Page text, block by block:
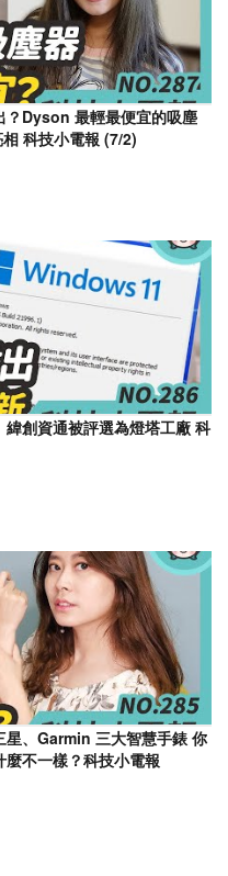
？Dyson 最輕最便宜的吸塵
科技小電報 (7/2)
創資通被評選為燈塔工廠 科
星、Garmin 三大智慧手錶 你
不一樣？科技小電報